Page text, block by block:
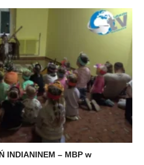
INDIANINEM – MBP w